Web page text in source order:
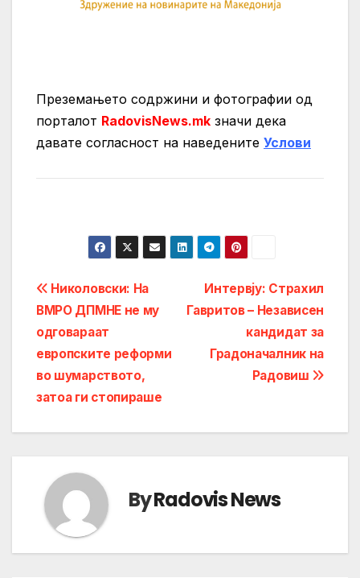
Преземањето содржини и фотографии од
порталот RadovisNews.mk значи дека
давате согласност на нaведените Услови
Post
navigation
Интервју: Страхил
Гавритов – Независен
кандидат за
Градоначалник на
Радовиш
Николовски: На
ВМРО ДПМНЕ не му
одговараат
европските реформи
во шумарството,
затоа ги стопираше
ByRadovis News